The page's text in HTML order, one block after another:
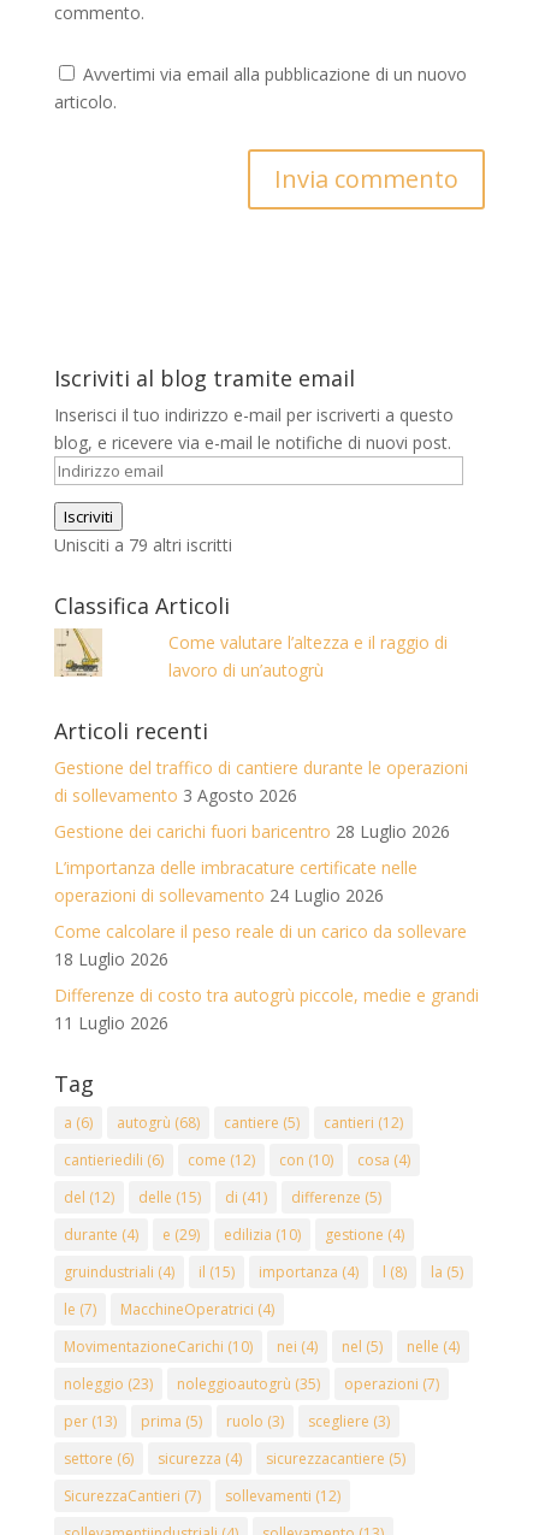
commento.
Avvertimi via email alla pubblicazione di un nuovo
articolo.
Iscriviti al blog tramite email
Inserisci il tuo indirizzo e-mail per iscriverti a questo
blog, e ricevere via e-mail le notifiche di nuovi post.
Indirizzo
email
Iscriviti
Unisciti a 79 altri iscritti
Classifica Articoli
Come valutare l’altezza e il raggio di
lavoro di un’autogrù
Articoli recenti
Gestione del traffico di cantiere durante le operazioni
di sollevamento 3 Agosto 2026
Gestione dei carichi fuori baricentro 28 Luglio 2026
L’importanza delle imbracature certificate nelle
operazioni di sollevamento 24 Luglio 2026
Come calcolare il peso reale di un carico da sollevare
18 Luglio 2026
Differenze di costo tra autogrù piccole, medie e grandi
11 Luglio 2026
Tag
a (6) autogrù (68) cantiere (5) cantieri (12)
cantieriedili (6) come (12) con (10) cosa (4)
del (12) delle (15) di (41) differenze (5)
durante (4) e (29) edilizia (10) gestione (4)
gruindustriali (4) il (15) importanza (4) l (8) la (5)
le (7) MacchineOperatrici (4)
MovimentazioneCarichi (10) nei (4) nel (5) nelle (4)
noleggio (23) noleggioautogrù (35) operazioni (7)
per(13) prima (5) ruolo (3) scegliere (3)
settore (6) sicurezza (4) sicurezzacantiere (5)
SicurezzaCantieri (7) sollevamenti (12)